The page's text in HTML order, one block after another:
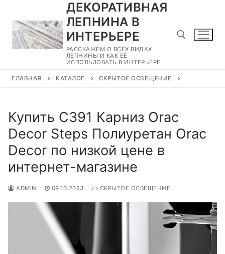
содержимому
ДЕКОРАТИВНАЯ
ЛЕПНИНА В
ИНТЕРЬЕРЕ
РАССКАЖЕМ О ВСЕХ ВИДАХ
ЛЕПНИНЫ И КАК ЕЁ
ИСПОЛЬЗОВАТЬ В ИНТЕРЬЕРЕ
ГЛАВНАЯ КАТАЛОГ СКРЫТОЕ ОСВЕЩЕНИЕ
Купить C391 Карниз Orac
Decor Steps Полиуретан Orac
Decor по низкой цене в
интернет-магазине
ADMIN 09.10.2023 СКРЫТОЕ ОСВЕЩЕНИЕ